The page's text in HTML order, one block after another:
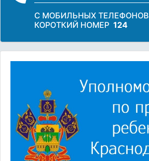
С МОБИЛЬНЫХ ТЕЛЕФОНОВ
КОРОТКИЙ НОМЕР 124